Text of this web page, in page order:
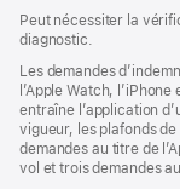
nouvelle
fenêtre)
une
nouvelle
fenêtre)
Peut nécessiter la
diagnostic.
Les demandes
l’Apple Watch,
entraîne l’application
vigueur, les plafonds
demandes au titre de
vol et trois demandes